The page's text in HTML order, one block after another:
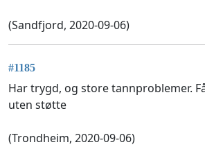
(Sandfjord, 2020-09-06)
#1185
Har trygd, og store tannproblemer.
uten støtte
(Trondheim, 2020-09-06)